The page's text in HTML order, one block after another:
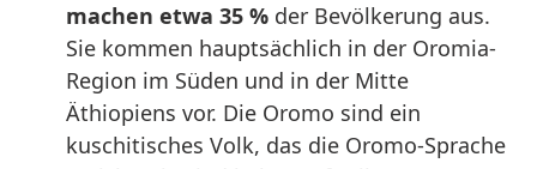
machen etwa 35 % der Bevölkerung aus.
Sie kommen hauptsächlich in der Oromia-
Region im Süden und in der Mitte
Äthiopiens vor. Die Oromo sind ein
kuschitisches Volk, das die Oromo-Sprache